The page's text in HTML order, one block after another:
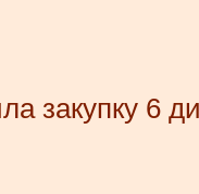
закупку 6